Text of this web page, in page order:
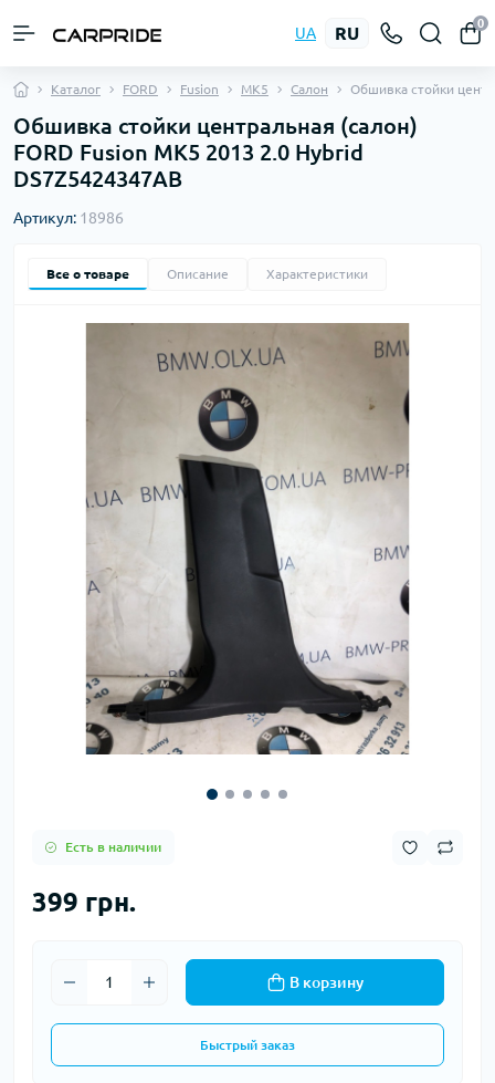
UA RU
0
Каталог FORD Fusion MK5 Салон Обшивка стойки
Обшивка стойки центральная (салон)
FORD Fusion MK5 2013 2.0 Hybrid
DS7Z5424347AB
Артикул: 18986
Все о товаре Описание Характеристики
Есть в наличии
399 грн.
В корзину
Быстрый заказ